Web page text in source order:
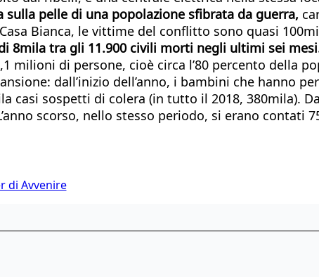
sulla pelle di una popolazione sfibrata da guerra,
Bianca, le vittime del conflitto sono quasi
8mila tra gli 11.900 civili morti negli ultimi sei
milioni di persone, cioè circa l’80 percento della
dall’inizio dell’anno, i bambini che hanno
casi sospetti di colera (in tutto il 2018, 380mila).
scorso, nello stesso periodo, si erano contati
di Avvenire